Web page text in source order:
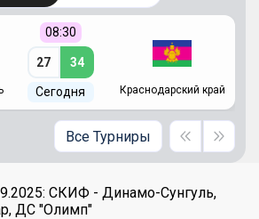
08:30
27 34
Сегодня Краснодарский край
Все Турниры
СКИФ - Динамо-Сунгуль,
ДС "Олимп"